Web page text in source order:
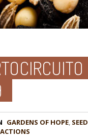
GARDENS OF HOPE, SEED